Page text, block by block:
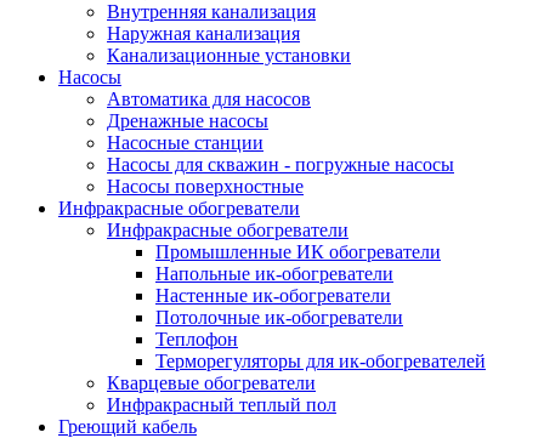
Внутренняя канализация
Наружная канализация
Канализационные установки
Насосы
Автоматика для насосов
Дренажные насосы
Насосные станции
Насосы для скважин - погружные насосы
Насосы поверхностные
Инфракрасные обогреватели
Инфракрасные обогреватели
Промышленные ИК обогреватели
Напольные ик-обогреватели
Настенные ик-обогреватели
Потолочные ик-обогреватели
Теплофон
Терморегуляторы для ик-обогревателей
Кварцевые обогреватели
Инфракрасный теплый пол
Греющий кабель